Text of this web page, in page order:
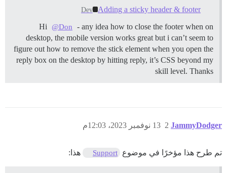
Adding a sticky header & footer
Dev
Hi @Don
- any idea how to close the footer when on
desktop, the mobile version works great but i can’t seem to
figure out how to remove the stick element when you open the
reply box on the desktop by hitting reply, it’s CSS beyond my
skill level. Thanks
JammyDodger 13 نوفمبر 2023، 12:03م 2
تم طرح هذا مؤخرًا في موضوع Support هذا: